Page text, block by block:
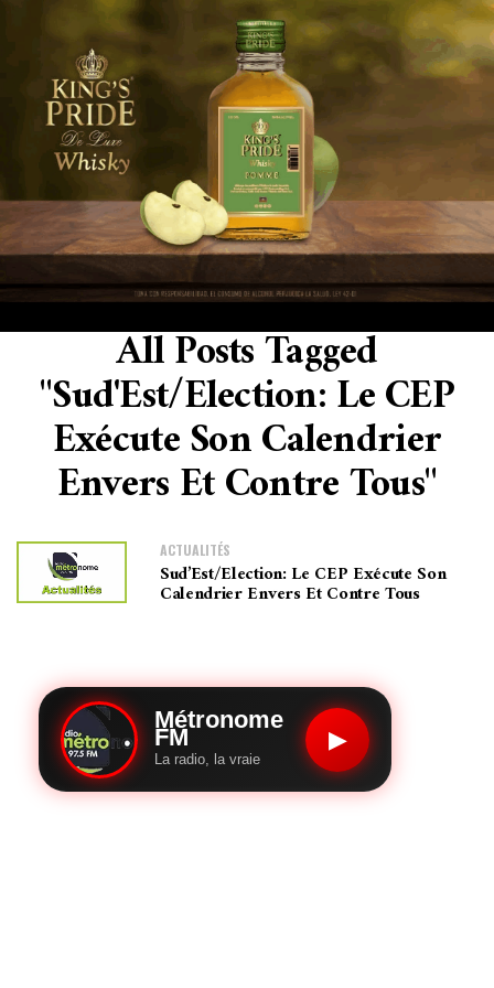
All Posts Tagged
"Sud'Est/Election: Le CEP
Exécute Son Calendrier
Envers Et Contre Tous"
ACTUALITÉS
Sud’Est/Election: Le CEP Exécute Son
Calendrier Envers Et Contre Tous
Métronome
FM
La radio, la vraie
▶